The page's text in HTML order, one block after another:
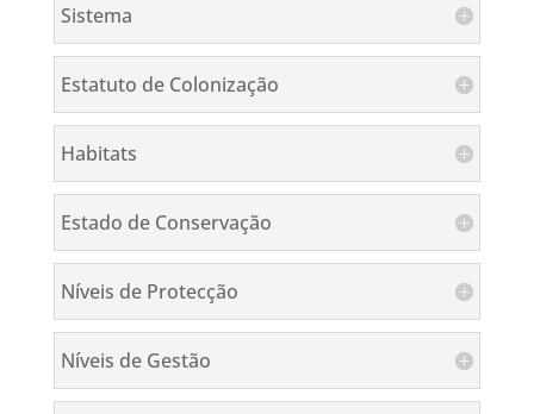
Sistema
Estatuto de Colonização
Habitats
Estado de Conservação
Níveis de Protecção
Níveis de Gestão